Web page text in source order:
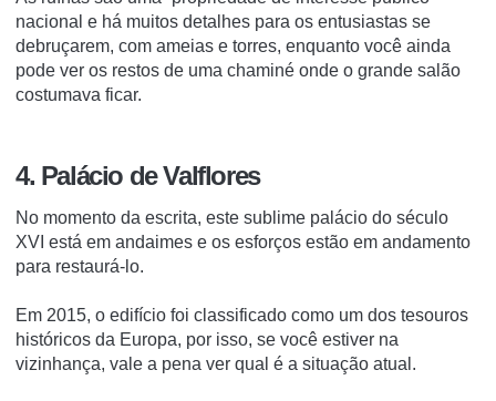
nacional e há muitos detalhes para os entusiastas se
debruçarem, com ameias e torres, enquanto você ainda
pode ver os restos de uma chaminé onde o grande salão
costumava ficar.
4. Palácio de Valflores
No momento da escrita, este sublime palácio do século
XVI está em andaimes e os esforços estão em andamento
para restaurá-lo.
Em 2015, o edifício foi classificado como um dos tesouros
históricos da Europa, por isso, se você estiver na
vizinhança, vale a pena ver qual é a situação atual.